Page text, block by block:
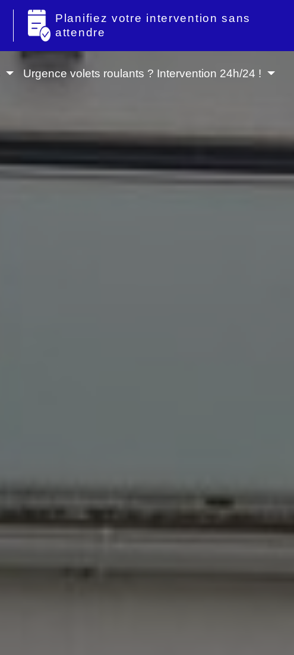
Planifiez votre intervention sans
attendre
Urgence volets roulants ? Intervention 24h/24 !